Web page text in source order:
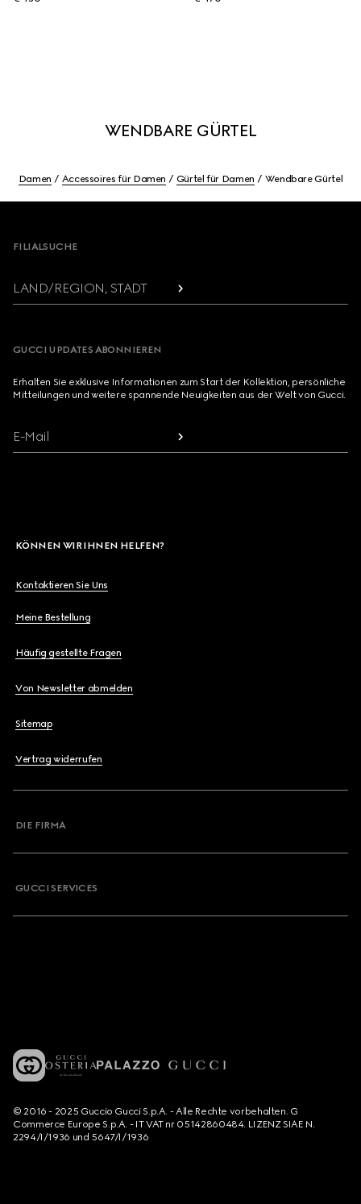
WENDBARE GÜRTEL
Damen Accessoires für Damen Gürtel für Damen Wendbare Gürtel
FILIALSUCHE
LAND/REGION, STADT
GUCCI UPDATES ABONNIEREN
Erhalten Sie exklusive Informationen zum Start der Kollektion, persönliche
Mitteilungen und weitere spannende Neuigkeiten aus der Welt von Gucci.
E-Mail
KÖNNEN WIR IHNEN HELFEN?
Kontaktieren Sie Uns
Meine Bestellung
Häufig gestellte Fragen
Von Newsletter abmelden
Sitemap
Vertrag widerrufen
DIE FIRMA
GUCCI SERVICES
© 2016 - 2025 Guccio Gucci S.p.A. - Alle Rechte vorbehalten. G
Commerce Europe S.p.A. - IT VAT nr 05142860484. LIZENZ SIAE N.
2294/I/1936 und 5647/I/1936